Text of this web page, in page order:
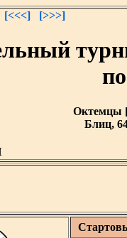
[<<<] [>>>]
Октемцы
Блиц,